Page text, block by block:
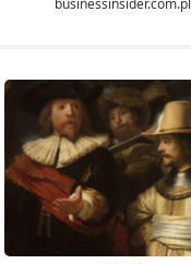
businessinsider.com.pl